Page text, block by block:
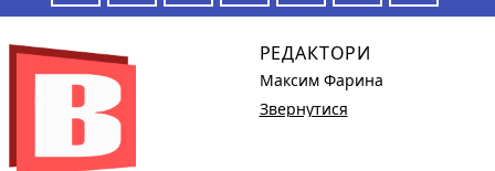
РЕДАКТОРИ
Максим Фарина
Звернутися